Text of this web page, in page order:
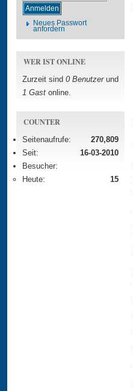
Neues Passwort
anfordern
WER IST ONLINE
Zurzeit sind 0 Benutzerund
1 Gast online.
COUNTER
Seitenaufrufe:
270,809
Seit:
16-03-2010
Besucher:
Heute:
15